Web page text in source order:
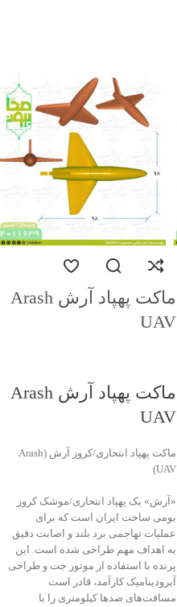
ماکت پهپاد آرش Arash
UAV
ماکت پهپاد آرش Arash
UAV
ماکت پهپاد انتحاری/کروز آرش (Arash
UAV)
«آرش» یک پهپاد انتحاری/موشک کروز
بومی ساخت ایران است که برای
عملیات تهاجمی برد بلند و اصابت دقیق
به اهداف مهم طراحی شده است. این
پرنده با استفاده از موتور جت و طراحی
آیرودینامیک کارآمد، قادر است
مسافت‌های صدها کیلومتری را با